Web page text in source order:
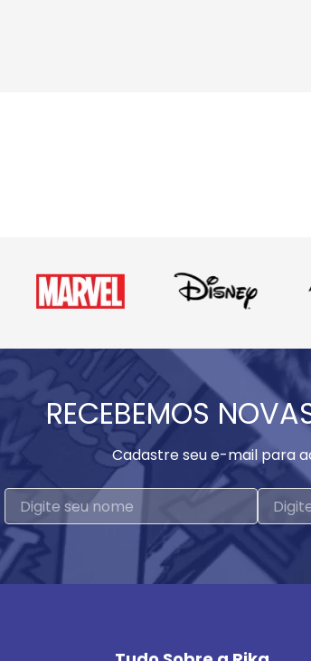
RECEBEMOS
Cadastre seu e-mail para